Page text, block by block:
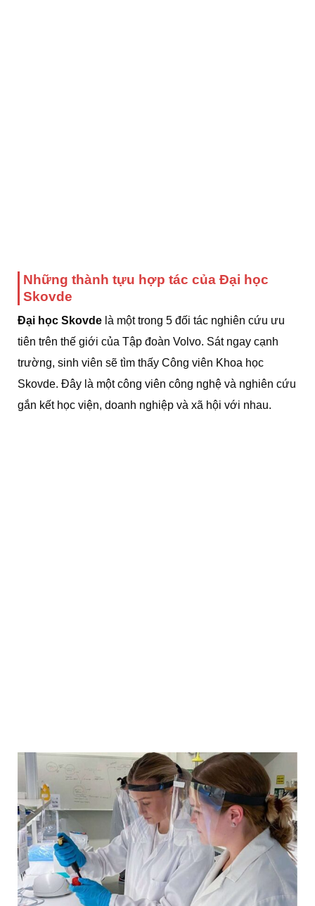
Những thành tựu hợp tác của Đại học
Skovde
Đại học Skovde là một trong 5 đối tác nghiên cứu ưu
tiên trên thế giới của Tập đoàn Volvo. Sát ngay cạnh
trường, sinh viên sẽ tìm thấy Công viên Khoa học
Skovde. Đây là một công viên công nghệ và nghiên cứu
gắn kết học viện, doanh nghiệp và xã hội với nhau.